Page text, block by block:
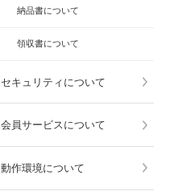
納品書について
領収書について
セキュリティについて
会員サービスについて
動作環境について